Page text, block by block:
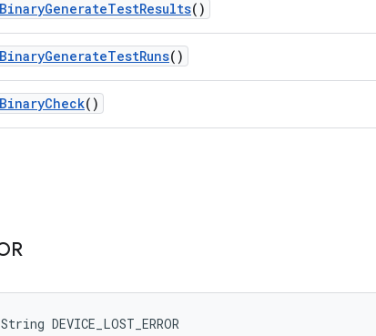
BinaryGenerateTestResults()
BinaryGenerateTestRuns()
BinaryCheck()
DEVICE_LOST_ERROR